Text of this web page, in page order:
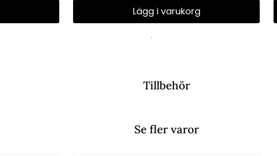
Lägg i varukorg
Tillbehör
Se fler varor